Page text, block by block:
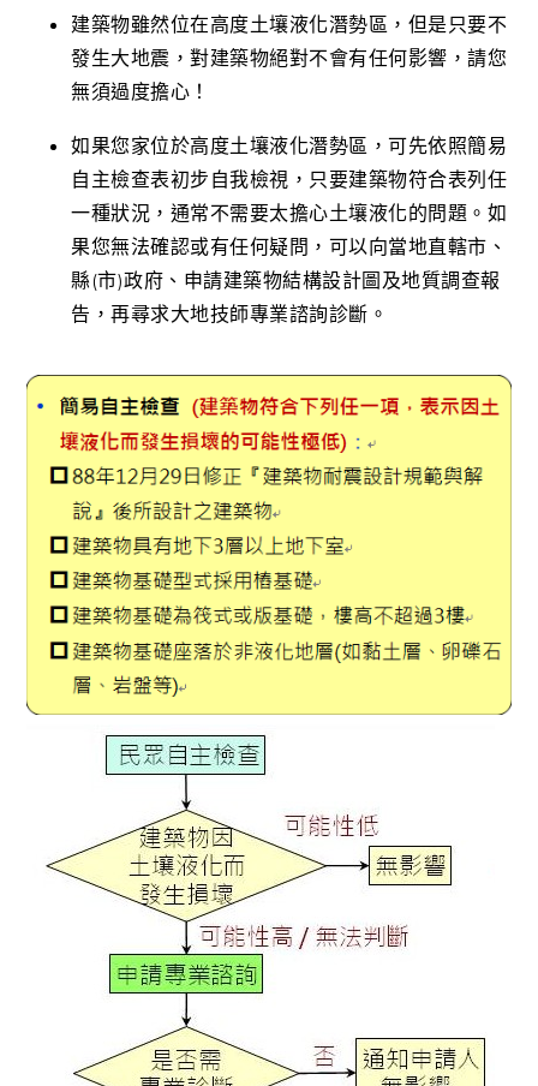
建築物雖然位在高度土壤液化潛勢區，但是只要不
發生大地震，對建築物絕對不會有任何影響，請您
無須過度擔心！
如果您家位於高度土壤液化潛勢區，可先依照簡易
自主檢查表初步自我檢視，只要建築物符合表列任
一種狀況，通常不需要太擔心土壤液化的問題。如
果您無法確認或有任何疑問，可以向當地直轄市、
縣(市)政府、申請建築物結構設計圖及地質調查報
告，再尋求大地技師專業諮詢診斷。